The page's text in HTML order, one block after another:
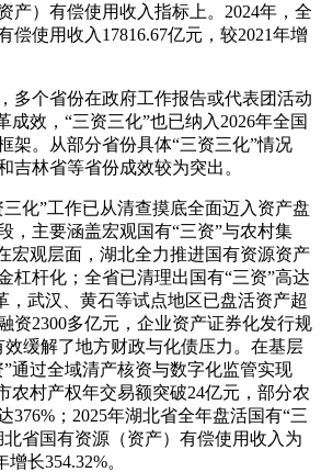
产）有偿使用收入指标上。2024年，全
偿使用收入17816.67亿元，较2021年增
多个省份在政府工作报告或代表团活动
成效，“三资三化”也已纳入2026年全国
架。从部分省份具体“三资三化”情况
吉林省等省份成效较为突出。
化”工作已从清查摸底全面迈入资产盘
，主要涵盖宏观国有“三资”与农村集
宏观层面，湖北全力推进国有资源资产
杠杆化；全省已清理出国有“三资”高达
，武汉、黄石等试点地区已盘活资产超
资2300多亿元，企业资产证券化发行规
缓解了地方财政与化债压力。在基层
通过全域清产核资与数字化监管实现
农村产权年交易额突破24亿元，部分农
376%；2025年湖北省全年盘活国有“三
北省国有资源（资产）有偿使用收入为
长354.32%。